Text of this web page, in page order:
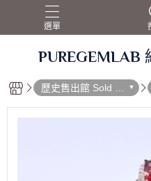
選單
歷史售出館 Sold O
ut